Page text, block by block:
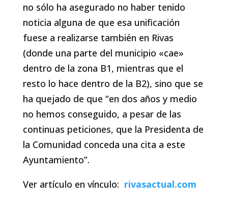
no sólo ha asegurado no haber tenido
noticia alguna de que esa unificación
fuese a realizarse también en Rivas
(donde una parte del municipio «cae»
dentro de la zona B1, mientras que el
resto lo hace dentro de la B2), sino que se
ha quejado de que “en dos años y medio
no hemos conseguido, a pesar de las
continuas peticiones, que la Presidenta de
la Comunidad conceda una cita a este
Ayuntamiento”.
Ver artículo en vínculo: rivasactual.com